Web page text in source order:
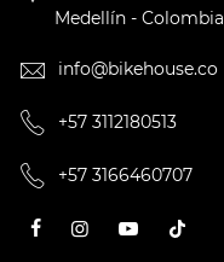
Medellín - Colombia
info@bikehouse.co
+57 3112180513
+57 3166460707